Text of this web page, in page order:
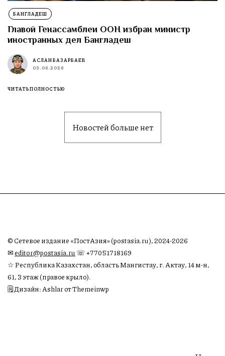
БАНГЛАДЕШ
Главой Генассамблеи ООН избран министр
иностранных дел Бангладеш
АСЛАН БАЗАРБАЕВ
03.06.2026
ЧИТАТЬ ПОЛНОСТЬЮ
Новостей больше нет
© Сетевое издание «ПостАзия» (postasia.ru), 2024-2026
✉︎editor@postasia.ru ☏ +77051718169
☆ Республика Казахстан, область Мангистау, г. Актау, 14 м-н,
61, 3 этаж (правое крыло).
🗒 Дизайн: Ashlar от Themeinwp